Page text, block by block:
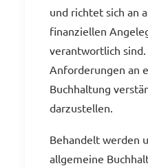
und richtet sich an
finanziellen
verantwortlich sind.
Anforderungen an
Buchhaltung
darzustellen.
Behandelt werden
allgemeine